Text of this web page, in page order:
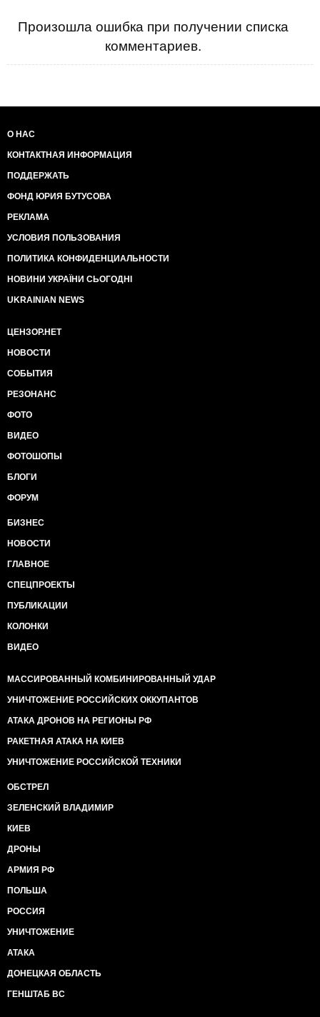
Произошла ошибка при получении списка
комментариев.
О НАС
КОНТАКТНАЯ ИНФОРМАЦИЯ
ПОДДЕРЖАТЬ
ФОНД ЮРИЯ БУТУСОВА
РЕКЛАМА
УСЛОВИЯ ПОЛЬЗОВАНИЯ
ПОЛИТИКА КОНФИДЕНЦИАЛЬНОСТИ
НОВИНИ УКРАЇНИ СЬОГОДНІ
UKRAINIAN NEWS
ЦЕНЗОР.НЕТ
НОВОСТИ
СОБЫТИЯ
РЕЗОНАНС
ФОТО
ВИДЕО
ФОТОШОПЫ
БЛОГИ
ФОРУМ
БИЗНЕС
НОВОСТИ
ГЛАВНОЕ
СПЕЦПРОЕКТЫ
ПУБЛИКАЦИИ
КОЛОНКИ
ВИДЕО
МАССИРОВАННЫЙ КОМБИНИРОВАННЫЙ УДАР
УНИЧТОЖЕНИЕ РОССИЙСКИХ ОККУПАНТОВ
АТАКА ДРОНОВ НА РЕГИОНЫ РФ
РАКЕТНАЯ АТАКА НА КИЕВ
УНИЧТОЖЕНИЕ РОССИЙСКОЙ ТЕХНИКИ
ОБСТРЕЛ
ЗЕЛЕНСКИЙ ВЛАДИМИР
КИЕВ
ДРОНЫ
АРМИЯ РФ
ПОЛЬША
РОССИЯ
УНИЧТОЖЕНИЕ
АТАКА
ДОНЕЦКАЯ ОБЛАСТЬ
ГЕНШТАБ ВС